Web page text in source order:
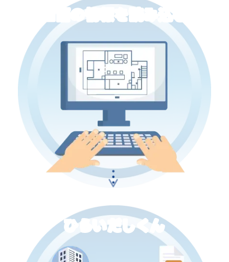
図面の情報を読み込む
・
・
ひらいだしくん